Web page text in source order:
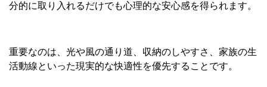
分的に取り入れるだけでも心理的な安心感を得られます。
重要なのは、光や風の通り道、収納のしやすさ、家族の生
活動線といった現実的な快適性を優先することです。